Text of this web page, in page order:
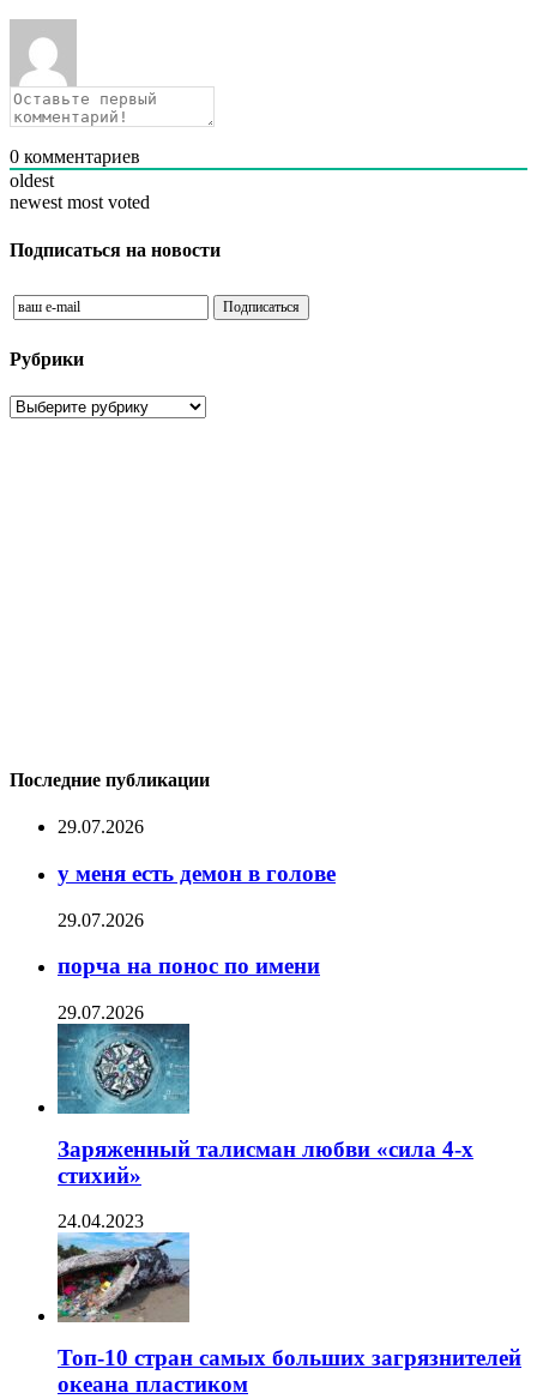
0 комментариев
oldest
newest most voted
Подписаться на новости
Рубрики
Рубрики
Последние публикации
29.07.2026
у меня есть демон в голове
29.07.2026
порча на понос по имени
29.07.2026
Заряженный талисман любви «сила 4-х
стихий»
24.04.2023
Топ-10 стран самых больших загрязнителей
океана пластиком